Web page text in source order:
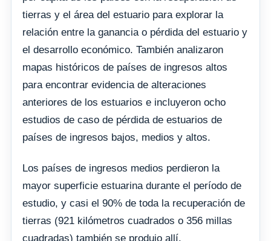
tierras y el área del estuario para explorar la
relación entre la ganancia o pérdida del estuario y
el desarrollo económico. También analizaron
mapas históricos de países de ingresos altos
para encontrar evidencia de alteraciones
anteriores de los estuarios e incluyeron ocho
estudios de caso de pérdida de estuarios de
países de ingresos bajos, medios y altos.
Los países de ingresos medios perdieron la
mayor superficie estuarina durante el período de
estudio, y casi el 90% de toda la recuperación de
tierras (921 kilómetros cuadrados o 356 millas
cuadradas) también se produjo allí.